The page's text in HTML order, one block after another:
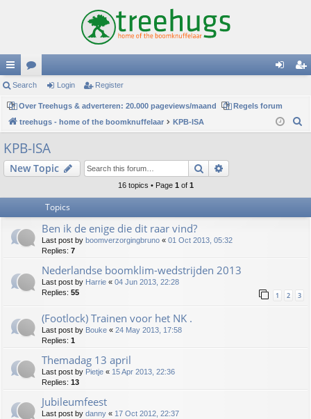
ui
ck
lin
ks
or
u
m
s
in
er
Search Login Register
Over Treehugs & adverteren: 20.000 pageviews/maand
Regels forum
treehugs - home of the boomknuffelaar
KPB-ISA
h
KPB-ISA
New Topic Search
16 topics • Page 1 of 1
Topics
Ben ik de enige die dit raar vind?
Last post by boomverzorgingbruno « 01 Oct 2013, 05:32
Replies: 7
Nederlandse boomklim-wedstrijden 2013
Last post by Harrie « 04 Jun 2013, 22:28
Replies: 55 1 2 3
(Footlock) Trainen voor het NK .
Last post by Bouke « 24 May 2013, 17:58
Replies: 1
Themadag 13 april
Last post by Pietje « 15 Apr 2013, 22:36
Replies: 13
Jubileumfeest
Last post by danny « 17 Oct 2012, 22:37